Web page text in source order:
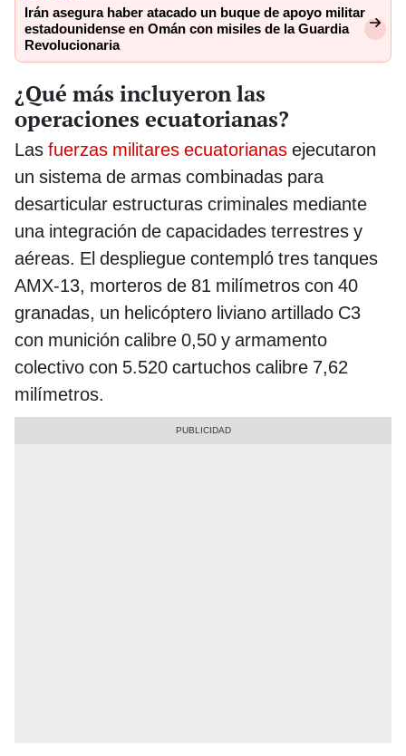
Irán asegura haber atacado un buque de apoyo militar
estadounidense en Omán con misiles de la Guardia
Revolucionaria
¿Qué más incluyeron las
operaciones ecuatorianas?
Las fuerzas militares ecuatorianas ejecutaron
un sistema de armas combinadas para
desarticular estructuras criminales mediante
una integración de capacidades terrestres y
aéreas. El despliegue contempló tres tanques
AMX-13, morteros de 81 milímetros con 40
granadas, un helicóptero liviano artillado C3
con munición calibre 0,50 y armamento
colectivo con 5.520 cartuchos calibre 7,62
milímetros.